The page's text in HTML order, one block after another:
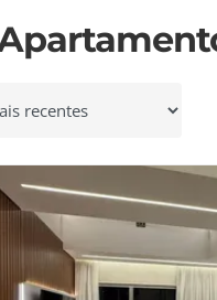
por